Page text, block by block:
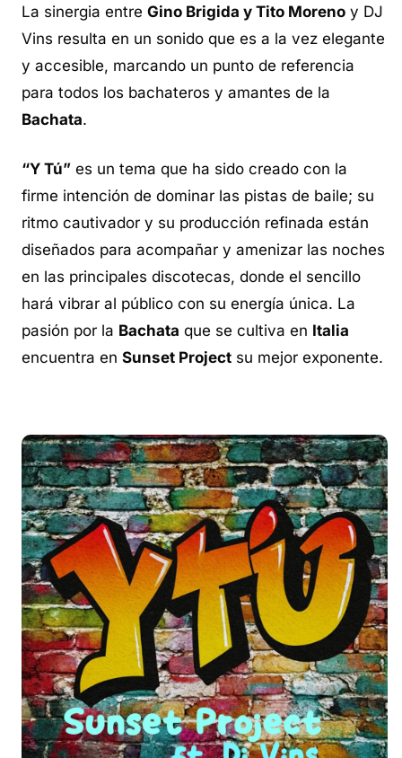
La sinergia entre Gino Brigida y Tito Moreno y DJ
Vins resulta en un sonido que es a la vez elegante
y accesible, marcando un punto de referencia
para todos los bachateros y amantes de la
Bachata.
“Y Tú” es un tema que ha sido creado con la
firme intención de dominar las pistas de baile; su
ritmo cautivador y su producción refinada están
diseñados para acompañar y amenizar las noches
en las principales discotecas, donde el sencillo
hará vibrar al público con su energía única. La
pasión por la Bachata que se cultiva en Italia
encuentra en Sunset Project su mejor exponente.